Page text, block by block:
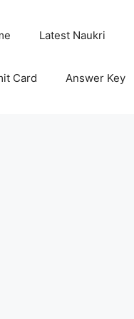
Latest Naukri
Card Answer Key